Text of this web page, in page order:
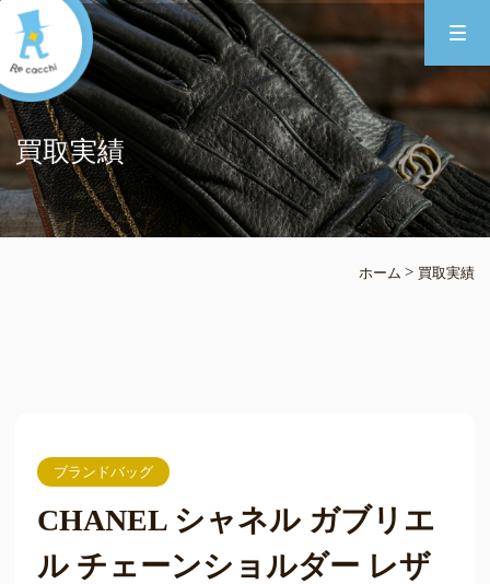
買取実績
ホーム > 買取実績
ブランドバッグ
CHANEL シャネル ガブリエ
ル チェーンショルダー レザ